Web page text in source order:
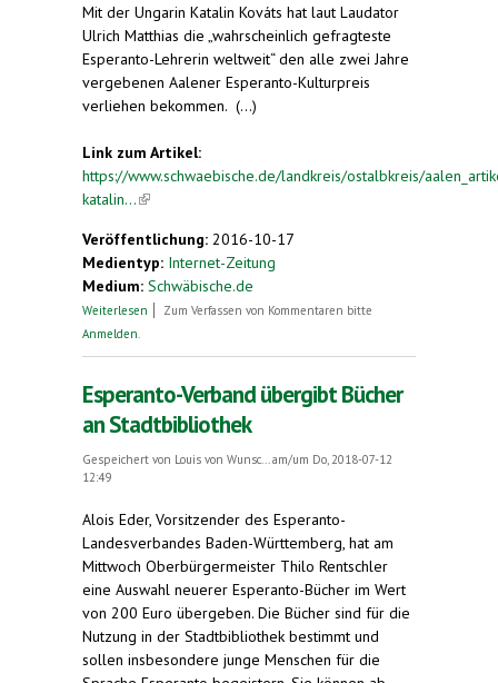
Mit der Ungarin Katalin Kováts hat laut Laudator
Ulrich Matthias die „wahrscheinlich gefragteste
Esperanto-Lehrerin weltweit“ den alle zwei Jahre
vergebenen Aalener Esperanto-Kulturpreis
verliehen bekommen. (...)
Link zum Artikel:
https://www.schwaebische.de/landkreis/ostalbkreis/
katalin...(link is external)
Veröffentlichung: 2016-10-17
Medientyp: Internet-Zeitung
Medium: Schwäbische.de
Weiterlesen über Katalin Kováts erhält den Esperanto-Preis
Zum Verfassen von Kommentaren bitte
Anmelden
Esperanto-Verband übergibt Bücher
an Stadtbibliothek
Gespeichert von Louis von Wunsc...
am/um Do, 2018-07-12
12:49
Alois Eder, Vorsitzender des Esperanto-
Landesverbandes Baden-Württemberg, hat am
Mittwoch Oberbürgermeister Thilo Rentschler
eine Auswahl neuerer Esperanto-Bücher im Wert
von 200 Euro übergeben. Die Bücher sind für die
Nutzung in der Stadtbibliothek bestimmt und
sollen insbesondere junge Menschen für die